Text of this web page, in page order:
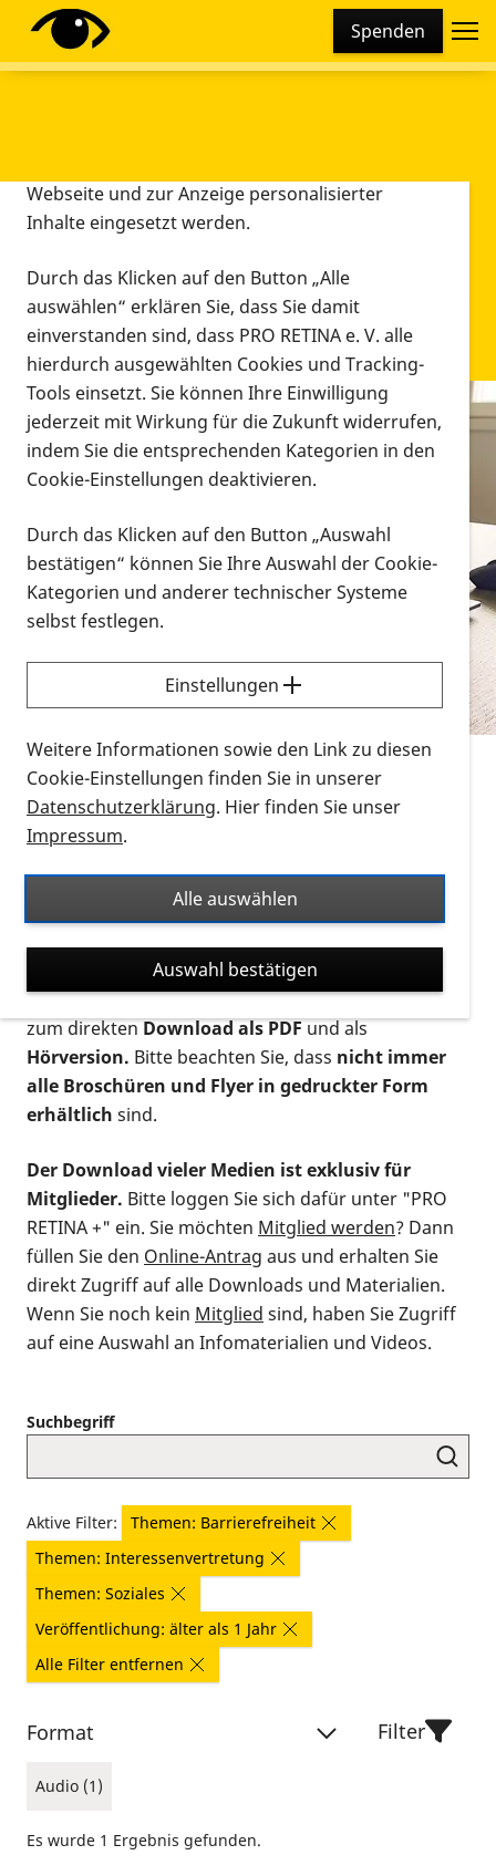
Spenden
Infomaterial
Infomaterial
Vorlesen
Alle Infomaterialien in verschiedenen
Formaten an einem Ort
Sie möchten wissen, wie Sie nach Infonmaterial
suchen und dieses bestellen bzw. herunterladen
können? Schauen Sie sich dieErklärvideos zum
Thema Infomaterial auf der PRO RETINA-Website
für blinde und sehbehinderte Menschen an.
Auf dieser Seite finden Sie sämtliches Infomaterial
Ort. Nutzen Sie den Formatfilter, um ausschließlich
nach Flyern und Broschüren, Audios oder Videos zu
suchen. Die meisten Flyer und Broschüren werden in
verschiedenen Formaten angeboten: zur
postalischen Bestellung als gedruckte Variante
zum direktenDownload als PDFund als
Hörversion. Bitte beachten Sie, dass nicht immer
alle Broschüren und Flyer in gedruckter Form
erhältlich sind.
Der Download vieler Medien ist exklusiv für
Mitglieder. Bitte loggen Sie sich dafür unter "PRO
RETINA +" ein. Sie möchten Mitglied werden? Dann
füllen Sie den Online-Antrag aus und erhalten Sie
direkt Zugriff auf alle Downloads und Materialien.
Wenn Sie noch kein Mitglied sind, haben Sie Zugriff
auf eine Auswahl an Infomaterialien und Videos.
Suchbegriff
Aktive Filter:
Themen: Barrierefreiheit
Themen: Interessenvertretung
Themen: Soziales
Veröffentlichung: älter als 1 Jahr
Alle Filter entfernen
Format
Audio (1)
Filter
Es wurde 1 Ergebnis gefunden.
Diese Webseite setzt verschiedene Cookies und
Tracking-Tools ein. Dies beinhaltet Cookies und
Webseite und zur Anzeige personalisierter
Inhalte eingesetzt werden.
Durch das Klicken auf den Button „Alle
auswählen“ erklären Sie, dass Sie damit
einverstanden sind, dass PRO RETINA e. V. alle
hierdurch ausgewählten Cookies und Tracking-
Tools einsetzt. Sie können Ihre Einwilligung
jederzeit mit Wirkung für die Zukunft widerrufen,
indem Sie die entsprechenden Kategorien in den
Cookie-Einstellungen deaktivieren.
Durch das Klicken auf den Button „Auswahl
bestätigen“ können Sie Ihre Auswahl der Cookie-
Kategorien und anderer technischer Systeme
selbst festlegen.
Einstellungen
Weitere Informationen sowie den Link zu diesen
Cookie-Einstellungen finden Sie in unserer
Datenschutzerklärung. Hier finden Sie unser
Impressum.
Alle auswählen
Auswahl bestätigen